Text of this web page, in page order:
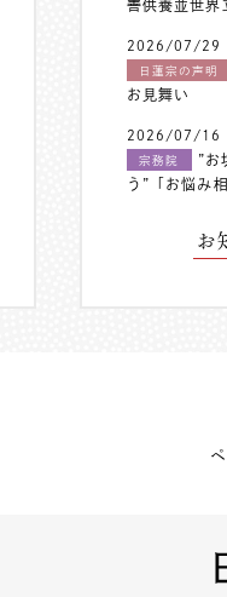
善供養並世界
2026/07/29
日蓮宗の声明
お見舞い
2026/07/16
宗務院
”お
う”「お悩み
お